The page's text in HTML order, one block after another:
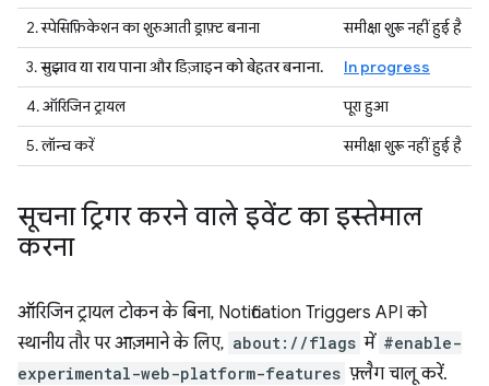
2. स्पेसिफ़िकेशन का शुरुआती ड्राफ़्ट बनाना
समीक्षा शुरू नहीं हुई है
3.सुझाव या राय पाना और डिज़ाइन को बेहतर बनाना.
In progress
4. ऑरिजिन ट्रायल
पूरा हुआ
5. लॉन्च करें
समीक्षा शुरू नहीं हुई है
सूचना ट्रिगर करने वाले इवेंट का इस्तेमाल
करना
ऑरिजिन ट्रायल टोकन के बिना, Notification Triggers API को
स्थानीय तौर पर आज़माने के लिए, about://flags में #enable-
experimental-web-platform-features फ़्लैग चालू करें.